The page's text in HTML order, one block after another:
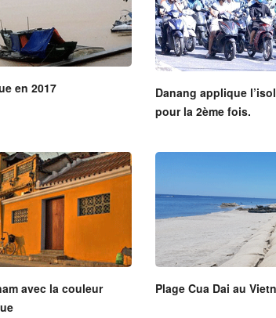
en 2017
Danang applique
pour la 2ème fois.
avec la couleur
Plage Cua Dai au